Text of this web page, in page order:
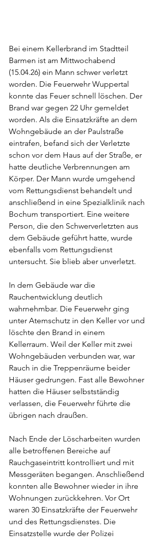
Bei einem Kellerbrand im Stadtteil
Barmen ist am Mittwochabend
(15.04.26) ein Mann schwer verletzt
worden. Die Feuerwehr Wuppertal
konnte das Feuer schnell löschen. Der
Brand war gegen 22 Uhr gemeldet
worden. Als die Einsatzkräfte an dem
Wohngebäude an der Paulstraße
eintrafen, befand sich der Verletzte
schon vor dem Haus auf der Straße, er
hatte deutliche Verbrennungen am
Körper. Der Mann wurde umgehend
vom Rettungsdienst behandelt und
anschließend in eine Spezialklinik nach
Bochum transportiert. Eine weitere
Person, die den Schwerverletzten aus
dem Gebäude geführt hatte, wurde
ebenfalls vom Rettungsdienst
untersucht. Sie blieb aber unverletzt.
In dem Gebäude war die
Rauchentwicklung deutlich
wahrnehmbar. Die Feuerwehr ging
unter Atemschutz in den Keller vor und
löschte den Brand in einem
Kellerraum. Weil der Keller mit zwei
Wohngebäuden verbunden war, war
Rauch in die Treppenräume beider
Häuser gedrungen. Fast alle Bewohner
hatten die Häuser selbstständig
verlassen, die Feuerwehr führte die
übrigen nach draußen.
Nach Ende der Löscharbeiten wurden
alle betroffenen Bereiche auf
Rauchgaseintritt kontrolliert und mit
Messgeräten begangen. Anschließend
konnten alle Bewohner wieder in ihre
Wohnungen zurückkehren. Vor Ort
waren 30 Einsatzkräfte der Feuerwehr
und des Rettungsdienstes. Die
Einsatzstelle wurde der Polizei